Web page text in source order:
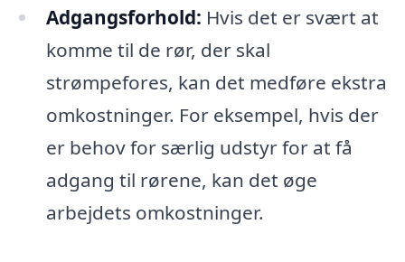
Adgangsforhold: Hvis det er svært at
komme til de rør, der skal
strømpefores, kan det medføre ekstra
omkostninger. For eksempel, hvis der
er behov for særlig udstyr for at få
adgang til rørene, kan det øge
arbejdets omkostninger.